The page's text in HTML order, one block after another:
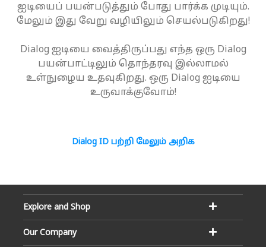
ஐடியைப் பயன்படுத்தும் போது பார்க்க முடியும்.
மேலும் இது வேறு வழியிலும் செயல்படுகிறது!
Dialog ஐடியை வைத்திருப்பது எந்த ஒரு Dialog
பயன்பாட்டிலும் தொந்தரவு இல்லாமல்
உள்நுழைய உதவுகிறது. ஒரு Dialog ஐடியை
உருவாக்குவோம்!
Dialog ID பற்றி மேலும் அறிக
Explore and Shop
Our Company